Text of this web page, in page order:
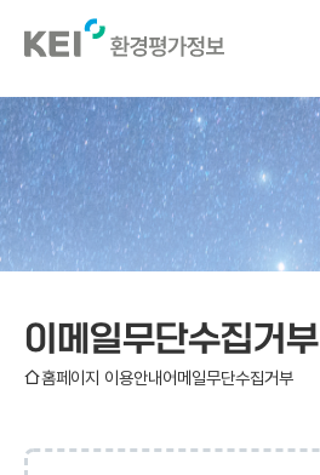
메인으로
이동
이메일무단수집거부
홈홈페이지 이용안내이메일무단수집거부